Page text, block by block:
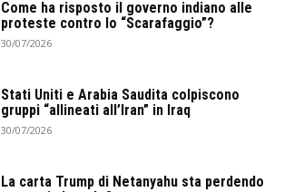
Come ha risposto il governo indiano alle
proteste contro lo “Scarafaggio”?
30/07/2026
Stati Uniti e Arabia Saudita colpiscono
gruppi “allineati all’Iran” in Iraq
30/07/2026
La carta Trump di Netanyahu sta perdendo